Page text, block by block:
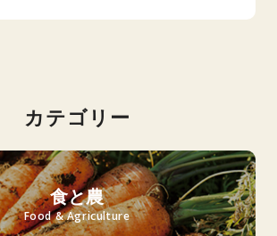
カテゴリー
食と農
Food & Agriculture